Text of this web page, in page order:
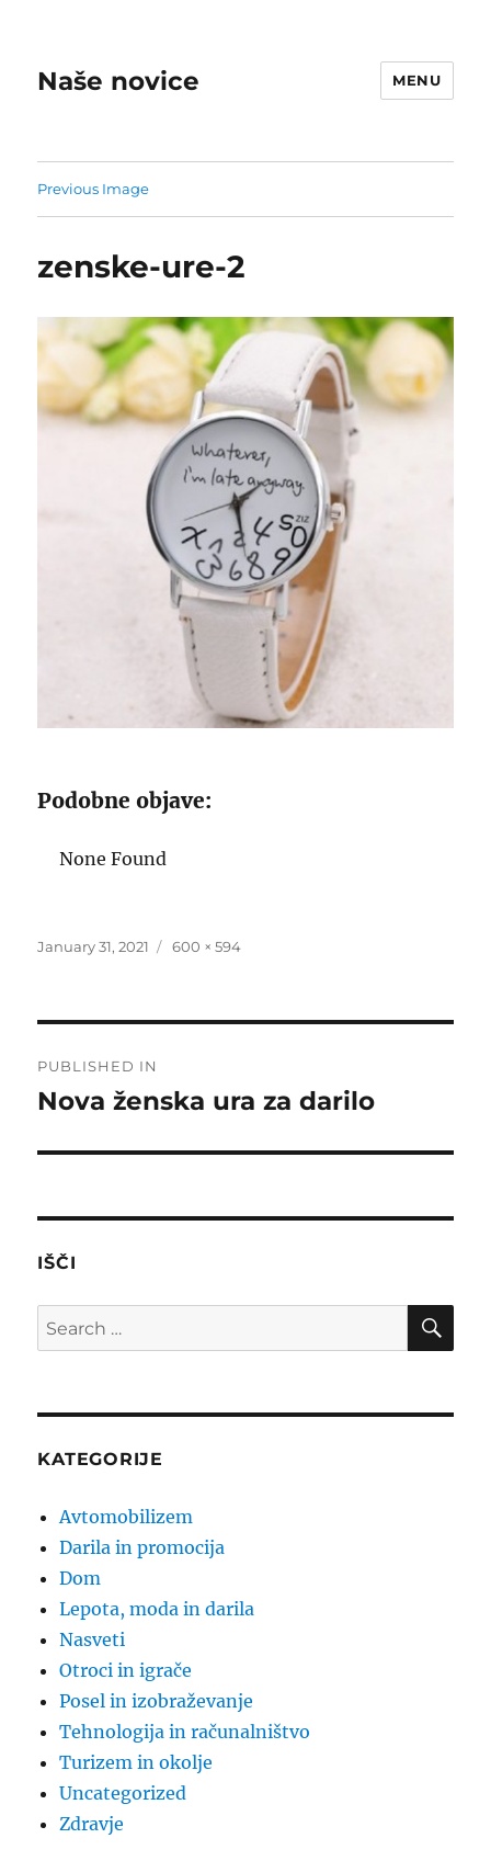
Naše novice MENU
Previous Image
zenske-ure-2
Podobne objave:
None Found
Posted
January 31, 2021
Full
600 × 594
navigation
PUBLISHED IN
Nova ženska ura za darilo
IŠČI
Search
for:
KATEGORIJE
Avtomobilizem
Darila in promocija
Dom
Lepota, moda in darila
Nasveti
Otroci in igrače
Posel in izobraževanje
Tehnologija in računalništvo
Turizem in okolje
Uncategorized
Zdravje